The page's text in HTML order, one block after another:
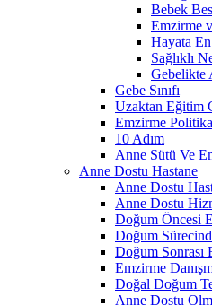
Bebek
Emzirme
Hayata
Sağlıklı
Gebelikte
Gebe Sınıfı
Uzaktan Eğitim
Emzirme
10 Adım
Anne Sütü Ve
Anne Dostu Hastane
Anne Dostu
Anne Dostu
Doğum Öncesi
Doğum
Doğum Sonrası
Emzirme
Doğal Doğum
Anne Dostu